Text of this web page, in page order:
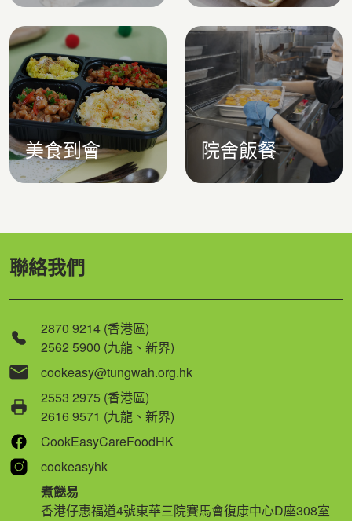
美食到會 院舍飯餐
聯絡我們
2870 9214 (香港區)
2562 5900 (九龍、新界)
cookeasy@tungwah.org.hk
2553 2975 (香港區)
2616 9571 (九龍、新界)
CookEasyCareFoodHK
cookeasyhk
煮餸易
香港仔惠福道4號東華三院賽馬會復康中心D座308室